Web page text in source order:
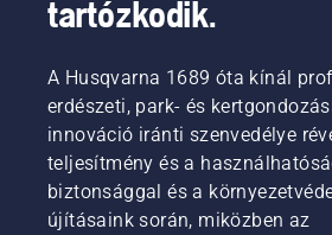
megőrzése
valamint
a
környezetbarát
területek
fenntartása
a városi
területeken.
tartózkodik.
A Husqvarna 1689 óta kínál
erdészeti, park- és
innováció iránti szenvedélye
teljesítmény és a
biztonsággal és a
újításaink során, miközben az